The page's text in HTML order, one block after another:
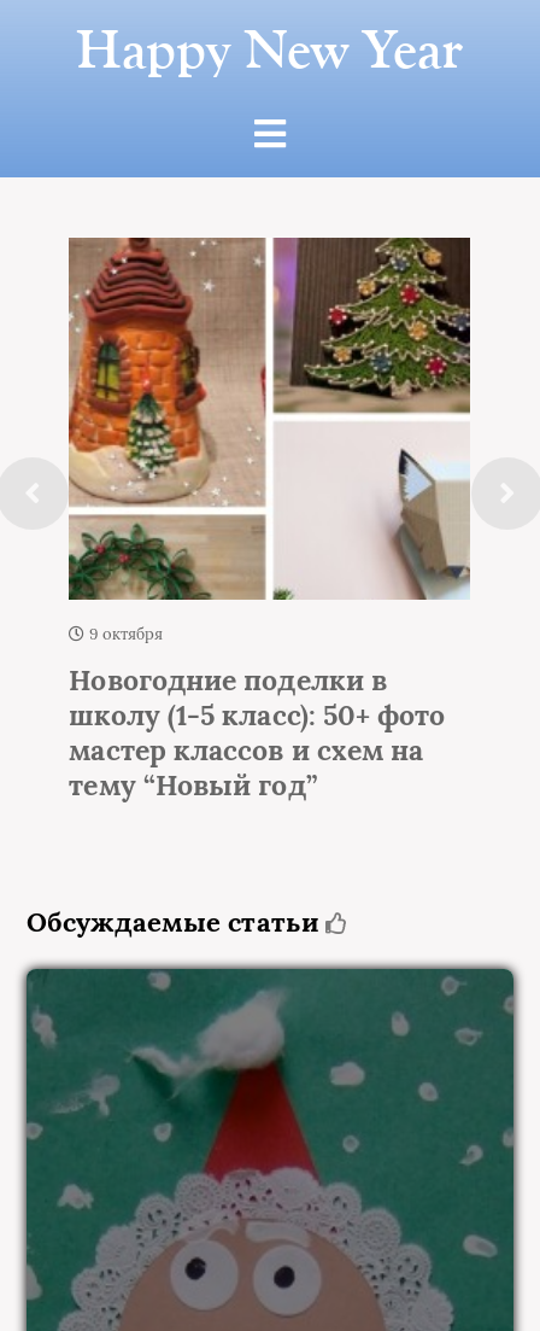
Happy New Year
в
50+ фото
и схем на
Елка из мишуры и
гирлянды на
идей настенной
Обсуждаемые статьи